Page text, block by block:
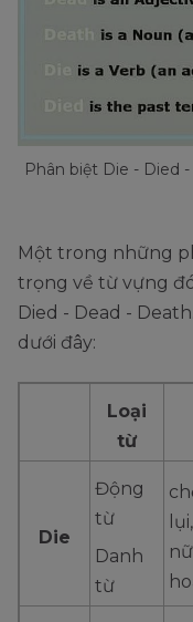
Phân biệt Die - Died
Một trong những
trọng về từ vựng
Died - Dead -
dưới đây:
Loại
từ
Die
Động
từ
Danh
từ